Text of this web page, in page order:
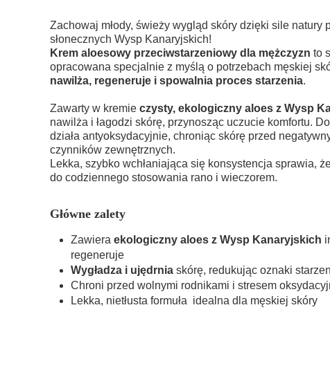
Zachowaj młody, świeży wygląd skóry dzięki sile natury
słonecznych Wysp Kanaryjskich!
Krem aloesowy przeciwstarzeniowy dla mężczyzn to
opracowana specjalnie z myślą o potrzebach męskiej
nawilża, regeneruje i spowalnia proces starzenia.
Zawarty w kremie czysty, ekologiczny aloes z Wysp
nawilża i łagodzi skórę, przynosząc uczucie komfortu.
działa antyoksydacyjnie, chroniąc skórę przed
czynników zewnętrznych.
Lekka, szybko wchłaniająca się konsystencja sprawia,
do codziennego stosowania rano i wieczorem.
Główne zalety
Zawiera ekologiczny aloes z Wysp Kanaryjskich
regeneruje
Wygładza i ujędrnia skórę, redukując oznaki
Chroni przed wolnymi rodnikami i stresem
Lekka, nietłusta formuła idealna dla męskiej skóry